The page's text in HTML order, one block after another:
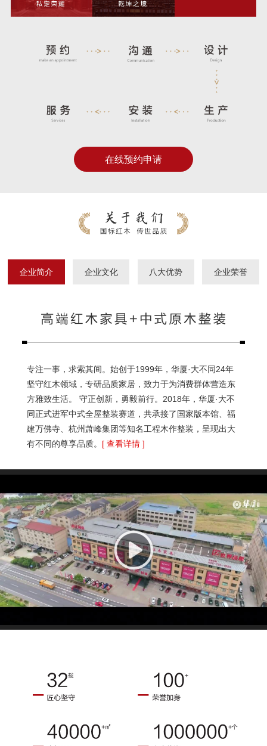
在线预约申请
企业简介 企业文化 八大优势 企业荣誉
专注一事，求索其间。始创于1999年，华厦·大不同24年
坚守红木领域，专研品质家居，致力于为消费群体营造东
方雅致生活。 守正创新，勇毅前行。2018年，华厦·大不
同正式进军中式全屋整装赛道，共承接了国家版本馆、福
建万佛寺、杭州萧峰集团等知名工程木作整装，呈现出大
有不同的尊享品质。 [ 查看详情 ]